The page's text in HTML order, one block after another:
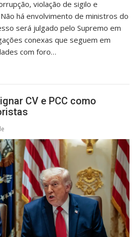
violação de sigilo e
há envolvimento de ministros do
será julgado pelo Supremo em
conexas que seguem em
com foro…
CV e PCC como